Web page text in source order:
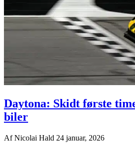
Daytona: Skidt første
biler
AfNicolai Hald 24 januar, 2026